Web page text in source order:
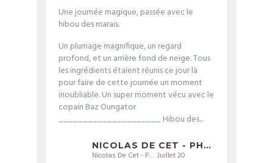
Une journée magique, passée avec le
hibou des marais.
Un plumage magnifique, un regard
profond, et un arrière fond de neige. Tous
les ingrédients étaient réunis ce jour là
pour faire de cette journée un moment
inoubliable.Un super moment vécu avec le
copain Baz Oungator
_____________________Hibou des...
NICOLAS DE CET - PHOTOGRAPHIE
Nicolas De Cet - Photographie Juillet 20